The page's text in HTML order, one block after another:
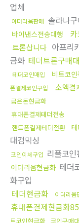
업체
이더리움판매 솔라나구
바이낸스전송대행
트론삽니다 아프리
금화 테더트론구매
테더코인매입 비트코
폰결제코인구입
소액결
금은돈현금화
휴대폰결제테더전송
핸드폰결제테더전환
대검믹싱
코인이체구입 리플코인
이더리움현금화 테더
화구입
테더현금화
이더리움
휴대폰결제현금화
트코인현금화 코인구매